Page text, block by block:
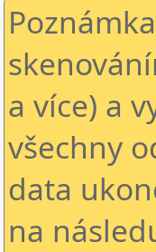
a více) a
všechny
data
na